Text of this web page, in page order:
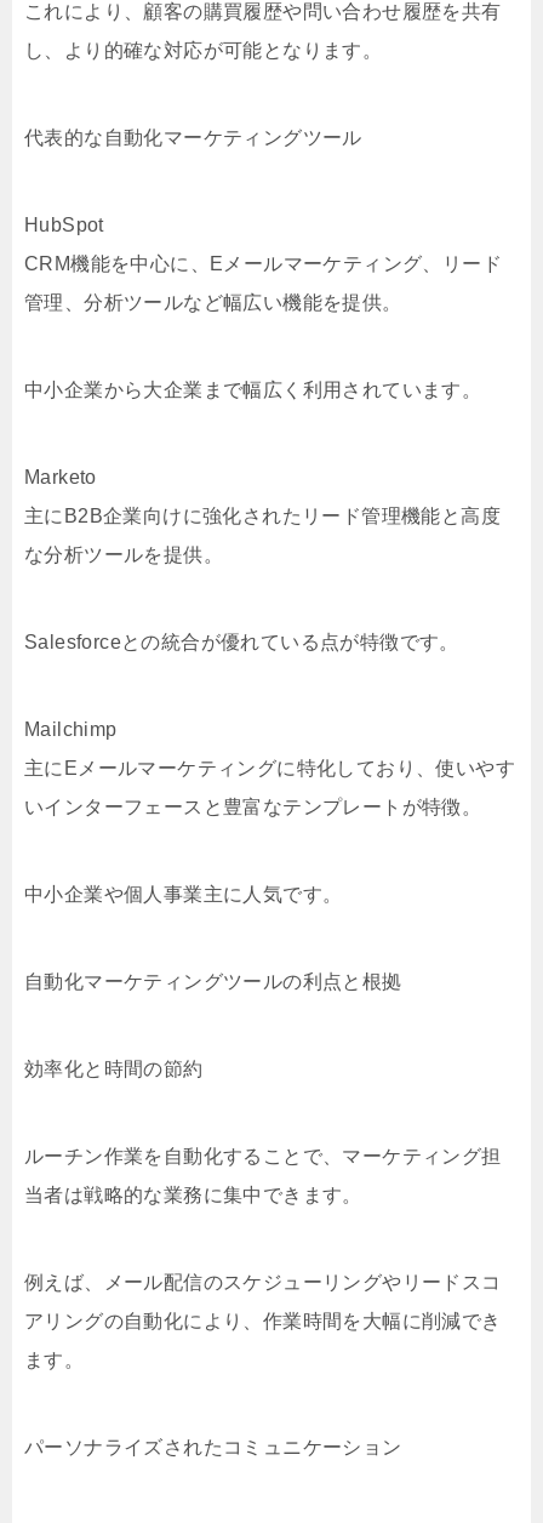
これにより、顧客の購買履歴や問い合わせ履歴を共有
し、より的確な対応が可能となります。
代表的な自動化マーケティングツール
HubSpot
CRM機能を中心に、Eメールマーケティング、リード
管理、分析ツールなど幅広い機能を提供。
中小企業から大企業まで幅広く利用されています。
Marketo
主にB2B企業向けに強化されたリード管理機能と高度
な分析ツールを提供。
Salesforceとの統合が優れている点が特徴です。
Mailchimp
主にEメールマーケティングに特化しており、使いやす
いインターフェースと豊富なテンプレートが特徴。
中小企業や個人事業主に人気です。
自動化マーケティングツールの利点と根拠
効率化と時間の節約
ルーチン作業を自動化することで、マーケティング担
当者は戦略的な業務に集中できます。
例えば、メール配信のスケジューリングやリードスコ
アリングの自動化により、作業時間を大幅に削減でき
ます。
パーソナライズされたコミュニケーション